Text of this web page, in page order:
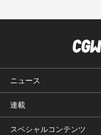
ニュース
連載
スペシャルコンテンツ